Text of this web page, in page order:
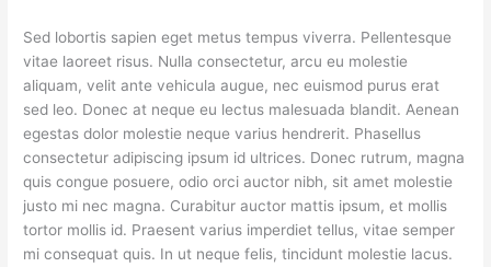
Sed lobortis sapien eget metus tempus viverra. Pellentesque
vitae laoreet risus. Nulla consectetur, arcu eu molestie
aliquam, velit ante vehicula augue, nec euismod purus erat
sed leo. Donec at neque eu lectus malesuada blandit. Aenean
egestas dolor molestie neque varius hendrerit. Phasellus
consectetur adipiscing ipsum id ultrices. Donec rutrum, magna
quis congue posuere, odio orci auctor nibh, sit amet molestie
justo mi nec magna. Curabitur auctor mattis ipsum, et mollis
tortor mollis id. Praesent varius imperdiet tellus, vitae semper
mi consequat quis. In ut neque felis, tincidunt molestie lacus.